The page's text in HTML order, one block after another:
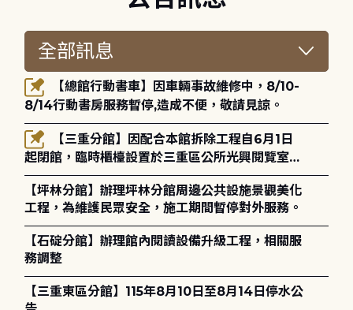
8/14行動書房服務暫停,造成不便，敬請見諒。
起閉館，臨時櫃檯設置於三重區公所光興閱覽室，
造成不便，敬請見諒。
【坪林分館】辦理坪林分館周邊公共設施景觀美化
工程，為維護民眾安全，施工期間暫停對外服務。
【石碇分館】辦理館內閱讀設備升級工程，相關服
務調整
【三重東區分館】115年8月10日至8月14日停水公